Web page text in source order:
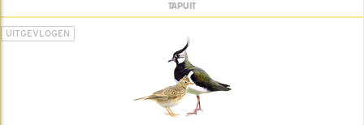
TAPUIT
UITGEVLOGEN